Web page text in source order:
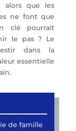
alors que les
ne font que
clé pourrait
le pas ? Le
dans la
essentielle
de famille